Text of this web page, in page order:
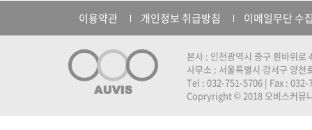
이용약관 개인정보 취급방침 이메일무단 수
본사 : 인천광역시 중구 흰바위
사무소 : 서울특별시 강서구 양천
Tel : 032-751-5706 | Fax :
Copryright © 2018 오비스커뮤